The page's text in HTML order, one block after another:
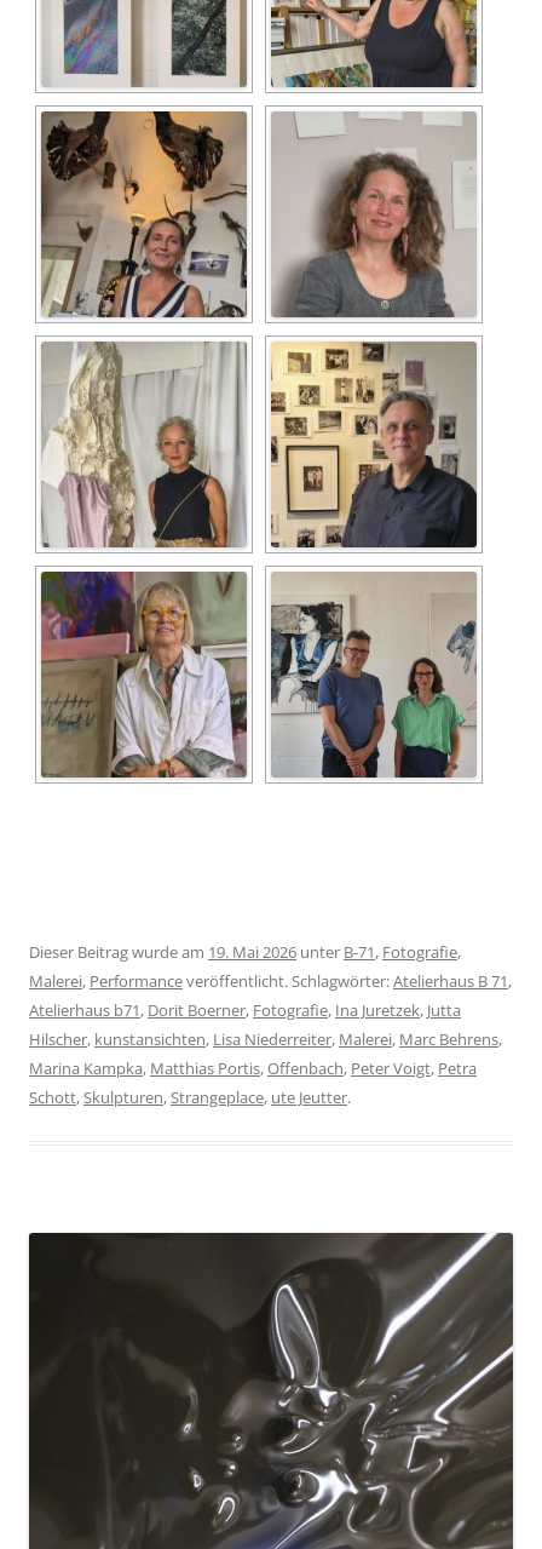
Dieser Beitrag wurde am 19. Mai 2026 unter B-71, Fotografie,
Malerei, Performanceveröffentlicht. Schlagwörter:Atelierhaus B 71,
Atelierhaus b71, Dorit Boerner, Fotografie, Ina Juretzek, Jutta
Hilscher, kunstansichten, Lisa Niederreiter, Malerei, Marc Behrens,
Marina Kampka, Matthias Portis,Offenbach, Peter Voigt, Petra
Schott,Skulpturen,Strangeplace, ute Jeutter.